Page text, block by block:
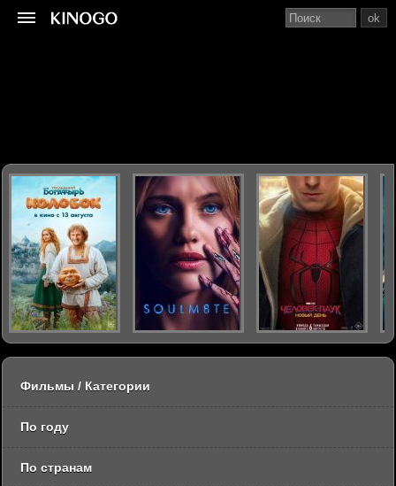
ok
Фильмы / Категории
По году
По странам